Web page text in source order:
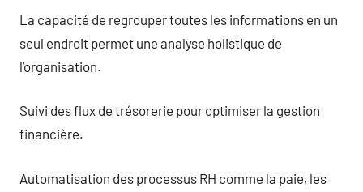
La capacité de regrouper toutes les informations en un
seul endroit permet une analyse holistique de
l’organisation.
Suivi des flux de trésorerie pour optimiser la gestion
financière.
Automatisation des processus RH comme la paie, les